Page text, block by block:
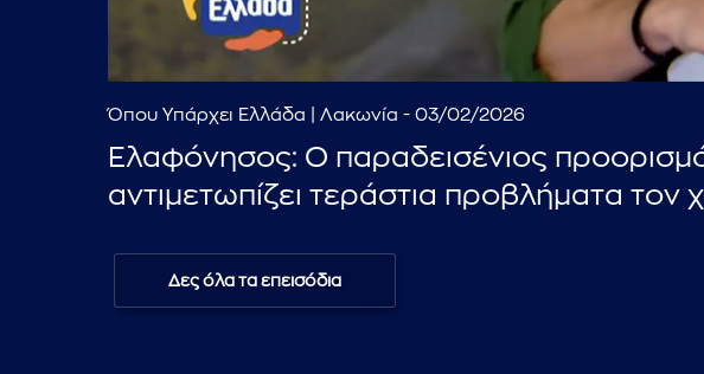
Όπου Υπάρχει Ελλάδα | Λακωνία - 03/02/2026
Ελαφόνησος: Ο παραδεισένιος
αντιμετωπίζει τεράστια προβλήματα τον
Δες όλα τα επεισόδια